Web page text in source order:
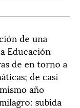
de una
Educación
de en torno a
de casi
año
subida